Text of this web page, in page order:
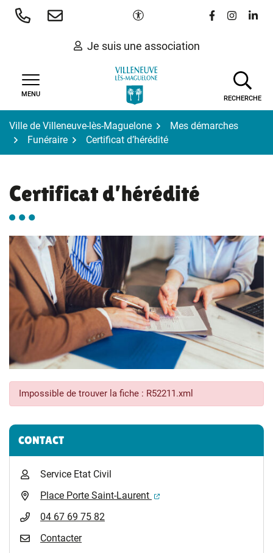
Aller
Paramètres d'accessibilité
Lien vers le
Lien vers
Lien
Je suis une association
MENU
RECHERCHE
Ville de Villeneuve-lès-Maguelone
Mes démarches
Funéraire
Certificat d’hérédité
Certificat d’hérédité
Impossible de trouver la fiche : R52211.xml
Informations complémentaires
CONTACT
Service Etat Civil
Place Porte Saint-Laurent
(ouverture dans un
04 67 69 75 82
Contacter